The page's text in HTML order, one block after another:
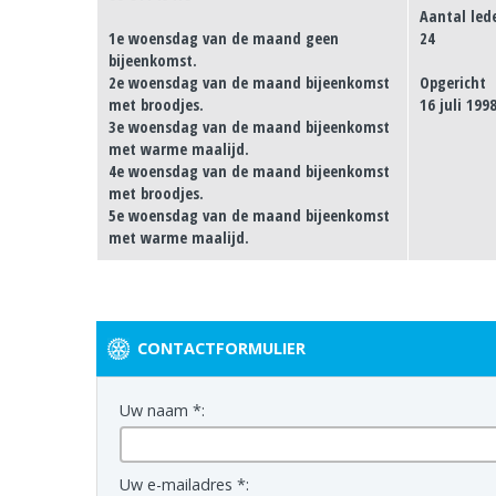
1e woensdag van de maand geen
bijeenkomst.
2e woensdag van de maand bijeenkomst
met broodjes.
3e woensdag van de maand bijeenkomst
met warme maalijd.
4e woensdag van de maand bijeenkomst
met broodjes.
5e woensdag van de maand bijeenkomst
met warme maalijd.
Aantal
24
Opgericht
16 juli 1998
CONTACTFORMULIER
Uw naam *:
Uw e-mailadres *: